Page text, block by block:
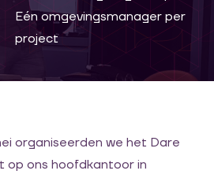
Eén omgevingsmanager per
project
organiseerden we het Dare
op ons hoofdkantoor in